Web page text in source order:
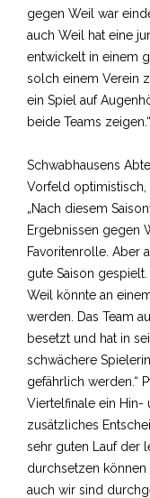
gegen Weil war
auch Weil hat eine
entwickelt in einem
solch einem Verein
ein Spiel auf
beide Teams zeigen.“
Schwabhausens
Vorfeld optimistisch,
„Nach diesem
Ergebnissen gegen
Favoritenrolle. Aber
gute Saison
Weil könnte an
werden. Das Team
besetzt und hat in
schwächere
gefährlich werden.“
Viertelfinale ein Hin-
zusätzliches
sehr guten Lauf der
durchsetzen können
auch wir sind